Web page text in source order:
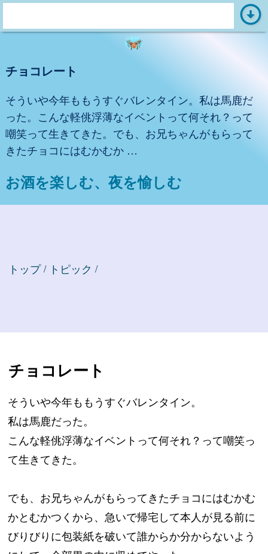
チョコレート
そういや今年ももうすぐバレンタイン。私は馬鹿だ
った。こんな軽佻浮薄なイベントって何それ？って
嘲笑って生きてきた。でも、お兄ちゃんがもらって
きたチョコにはむかむか …
お酒を楽しむ、夜を愉しむ
チョコレート
そういや今年ももうすぐバレンタイン。
私は馬鹿だった。
こんな軽佻浮薄なイベントって何それ？って嘲笑っ
て生きてきた。
でも、お兄ちゃんがもらってきたチョコにはむかむ
かとむかつくから、急いで帰宅して本人が見る前に
びりびりに包装紙を破いて誰からか分からないよう
e
r
:
arrow_circle_down
トップ / トピック /